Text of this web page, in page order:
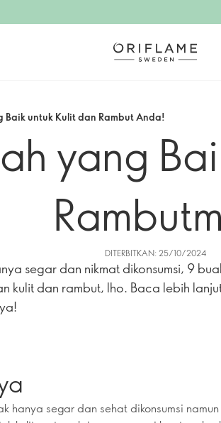
Baik untuk Kulit dan Rambut Anda!
yang
DITERBITKAN: 25/10/2024
segar dan nikmat dikonsumsi, 9
kulit dan rambut, lho. Baca lebih
hanya segar dan sehat dikonsumsi